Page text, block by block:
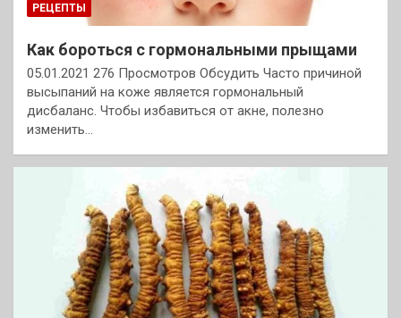
РЕЦЕПТЫ
Как бороться с гормональными прыщами
05.01.2021 276 Просмотров Обсудить Часто причиной
высыпаний на коже является гормональный
дисбаланс. Чтобы избавиться от акне, полезно
изменить…